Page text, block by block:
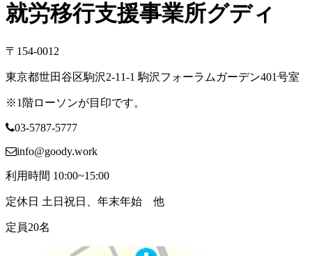
就労移行支援事業所グディ
〒154-0012
東京都世田谷区駒沢2-11-1 駒沢フォーラムガーデン401号室
※1階ローソンが目印です。
03-5787-5777
info@goody.work
利用時間 10:00~15:00
定休日 土日祝日、年末年始 他
定員20名